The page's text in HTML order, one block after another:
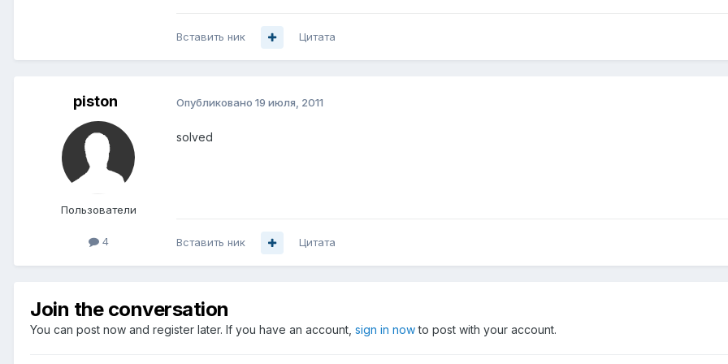
Вставить ник Цитата
piston
Пользователи
4
Опубликовано 19 июля, 2011
solved
Вставить ник Цитата
Join the conversation
You can post now and register later. If you have an account, sign in nowto post with your account.